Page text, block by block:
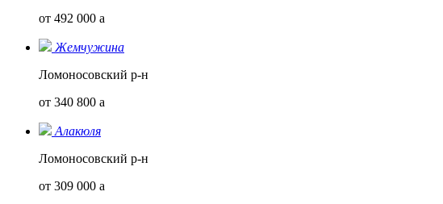
от 492 000 a
Жемчужина
Ломоносовский р-н
от 340 800 a
Алакюля
Ломоносовский р-н
от 309 000 a